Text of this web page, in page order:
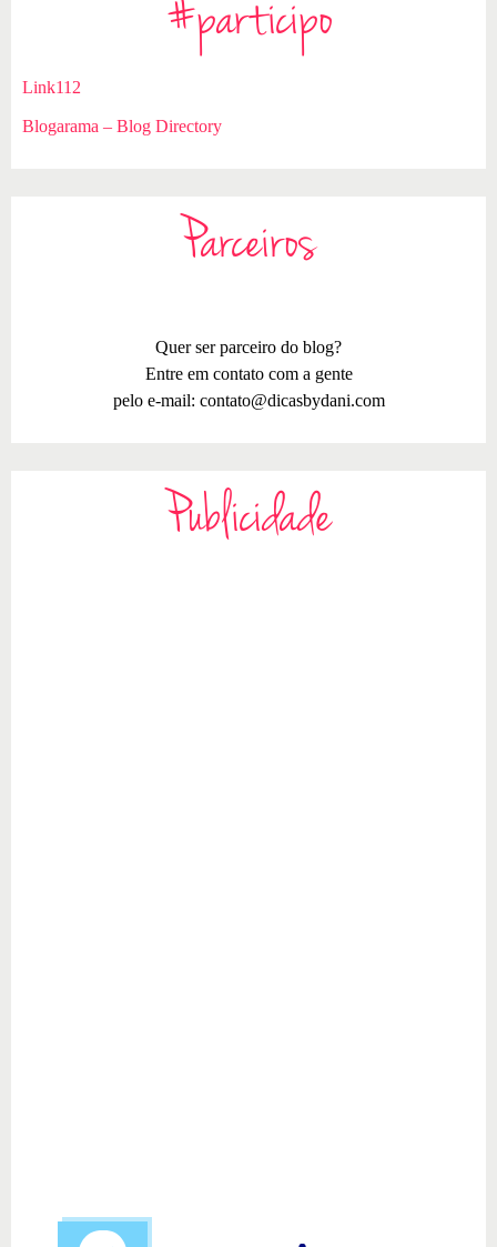
#participo
Link112
Blogarama – Blog Directory
Parceiros
Quer ser parceiro do blog?
Entre em contato com a gente
pelo e-mail: contato@dicasbydani.com
Publicidade